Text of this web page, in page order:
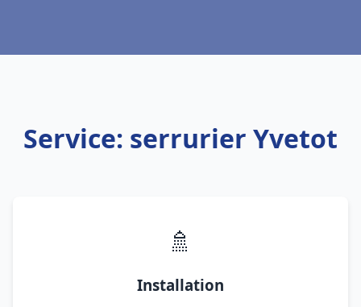
Service: serrurier Yvetot
🚿
Installation